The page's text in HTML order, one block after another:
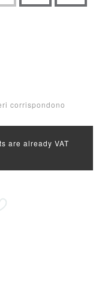
corrispondono
are already VAT